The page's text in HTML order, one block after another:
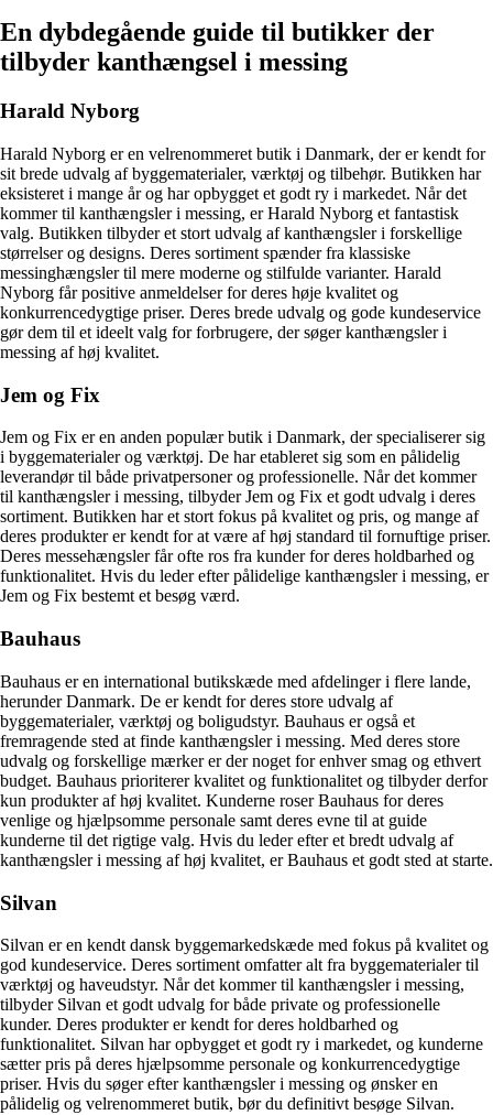
En dybdegående guide til butikker der
tilbyder kanthængsel i messing
Harald Nyborg
Harald Nyborg er en velrenommeret butik i Danmark, der er kendt for
sit brede udvalg af byggematerialer, værktøj og tilbehør. Butikken har
eksisteret i mange år og har opbygget et godt ry i markedet. Når det
kommer til kanthængsler i messing, er Harald Nyborg et fantastisk
valg. Butikken tilbyder et stort udvalg af kanthængsler i forskellige
størrelser og designs. Deres sortiment spænder fra klassiske
messinghængsler til mere moderne og stilfulde varianter. Harald
Nyborg får positive anmeldelser for deres høje kvalitet og
konkurrencedygtige priser. Deres brede udvalg og gode kundeservice
gør dem til et ideelt valg for forbrugere, der søger kanthængsler i
messing af høj kvalitet.
Jem og Fix
Jem og Fix er en anden populær butik i Danmark, der specialiserer sig
i byggematerialer og værktøj. De har etableret sig som en pålidelig
leverandør til både privatpersoner og professionelle. Når det kommer
til kanthængsler i messing, tilbyder Jem og Fix et godt udvalg i deres
sortiment. Butikken har et stort fokus på kvalitet og pris, og mange af
deres produkter er kendt for at være af høj standard til fornuftige priser.
Deres messehængsler får ofte ros fra kunder for deres holdbarhed og
funktionalitet. Hvis du leder efter pålidelige kanthængsler i messing, er
Jem og Fix bestemt et besøg værd.
Bauhaus
Bauhaus er en international butikskæde med afdelinger i flere lande,
herunder Danmark. De er kendt for deres store udvalg af
byggematerialer, værktøj og boligudstyr. Bauhaus er også et
fremragende sted at finde kanthængsler i messing. Med deres store
udvalg og forskellige mærker er der noget for enhver smag og ethvert
budget. Bauhaus prioriterer kvalitet og funktionalitet og tilbyder derfor
kun produkter af høj kvalitet. Kunderne roser Bauhaus for deres
venlige og hjælpsomme personale samt deres evne til at guide
kunderne til det rigtige valg. Hvis du leder efter et bredt udvalg af
kanthængsler i messing af høj kvalitet, er Bauhaus et godt sted at starte.
Silvan
Silvan er en kendt dansk byggemarkedskæde med fokus på kvalitet og
god kundeservice. Deres sortiment omfatter alt fra byggematerialer til
værktøj og haveudstyr. Når det kommer til kanthængsler i messing,
tilbyder Silvan et godt udvalg for både private og professionelle
kunder. Deres produkter er kendt for deres holdbarhed og
funktionalitet. Silvan har opbygget et godt ry i markedet, og kunderne
sætter pris på deres hjælpsomme personale og konkurrencedygtige
priser. Hvis du søger efter kanthængsler i messing og ønsker en
pålidelig og velrenommeret butik, bør du definitivt besøge Silvan.